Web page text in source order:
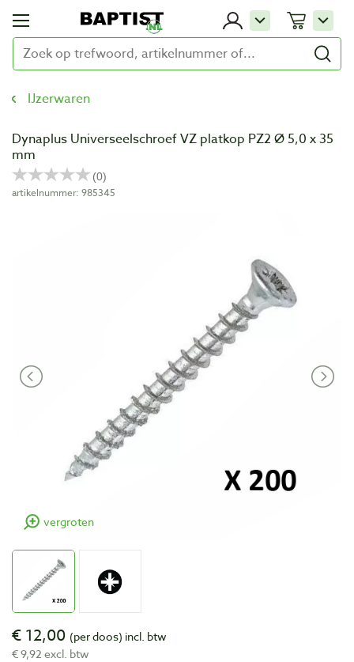
IJzerwaren
Dynaplus Universeelschroef VZ platkop PZ2 Ø 5,0 x 35
mm
artikelnummer: 985345
vergroten
€ 12,00 (per doos) incl. btw
€ 9,92 excl. btw